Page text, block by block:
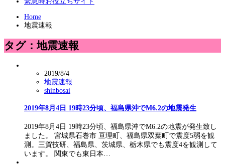
Home
地震速報
タグ：地震速報
2019/8/4
地震速報
shinbosai
2019年8月4日 19時23分頃、福島県沖でM6.2の地震発生
2019年8月4日 19時23分頃、福島県沖でM6.2の地震が発生致し
ました。 宮城県石巻市 亘理町、福島県双葉町で震度5弱を観
測。三賀技研、福島県、茨城県、栃木県でも震度4を観測して
います。 関東でも東日本…